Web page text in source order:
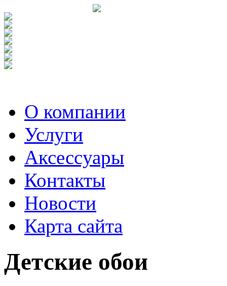
О компании
Услуги
Аксесcуары
Контакты
Новости
Карта сайта
Детские обои